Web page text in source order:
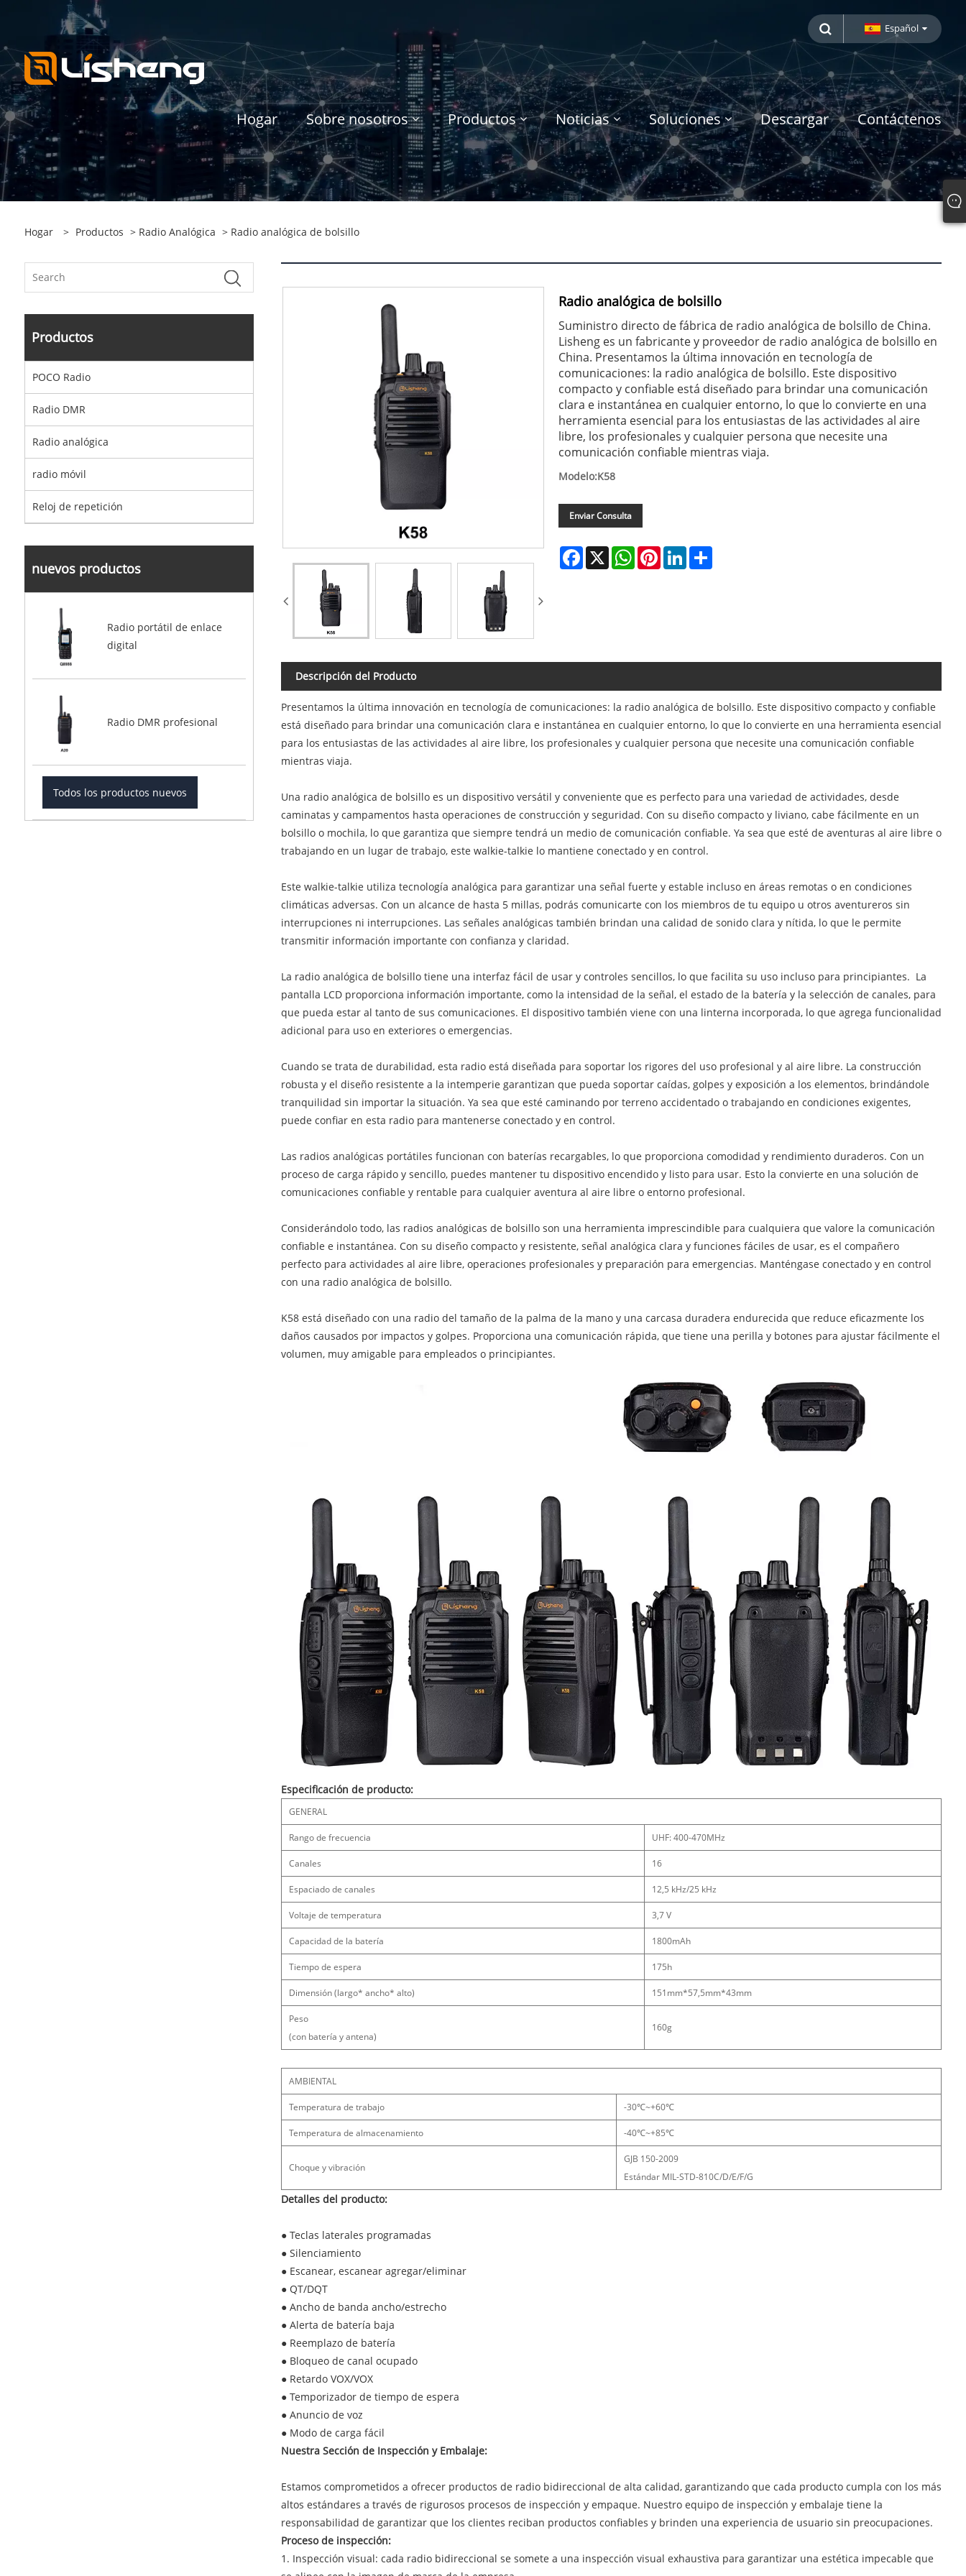
Español
Hogar Sobre nosotros Productos Noticias Soluciones Descargar Contáctenos
Hogar > Productos > Radio Analógica > Radio analógica de bolsillo
Productos
POCO Radio
Radio DMR
Radio analógica
radio móvil
Reloj de repetición
nuevos productos
Radio portátil de enlace
digital
Radio DMR profesional
Todos los productos nuevos
Radio analógica de bolsillo
Suministro directo de fábrica de radio analógica de bolsillo de China.
Lisheng es un fabricante y proveedor de radio analógica de bolsillo en
China. Presentamos la última innovación en tecnología de
comunicaciones: la radio analógica de bolsillo. Este dispositivo
compacto y confiable está diseñado para brindar una comunicación
clara e instantánea en cualquier entorno, lo que lo convierte en una
herramienta esencial para los entusiastas de las actividades al aire
libre, los profesionales y cualquier persona que necesite una
comunicación confiable mientras viaja.
Modelo:K58
Enviar Consulta
Facebook
X WhatsApp
PinterestLinkedIn
Descripción del Producto
Presentamos la última innovación en tecnología de comunicaciones: la radio analógica de bolsillo. Este dispositivo compacto y confiable
está diseñado para brindar una comunicación clara e instantánea en cualquier entorno, lo que lo convierte en una herramienta esencial
para los entusiastas de las actividades al aire libre, los profesionales y cualquier persona que necesite una comunicación confiable
mientras viaja.
Una radio analógica de bolsillo es un dispositivo versátil y conveniente que es perfecto para una variedad de actividades, desde
caminatas y campamentos hasta operaciones de construcción y seguridad. Con su diseño compacto y liviano, cabe fácilmente en un
bolsillo o mochila, lo que garantiza que siempre tendrá un medio de comunicación confiable. Ya sea que esté de aventuras al aire libre o
trabajando en un lugar de trabajo, este walkie-talkie lo mantiene conectado y en control.
Este walkie-talkie utiliza tecnología analógica para garantizar una señal fuerte y estable incluso en áreas remotas o en condiciones
climáticas adversas. Con un alcance de hasta 5 millas, podrás comunicarte con los miembros de tu equipo u otros aventureros sin
interrupciones ni interrupciones. Las señales analógicas también brindan una calidad de sonido clara y nítida, lo que le permite
transmitir información importante con confianza y claridad.
La radio analógica de bolsillo tiene una interfaz fácil de usar y controles sencillos, lo que facilita su uso incluso para principiantes. La
pantalla LCD proporciona información importante, como la intensidad de la señal, el estado de la batería y la selección de canales, para
que pueda estar al tanto de sus comunicaciones. El dispositivo también viene con una linterna incorporada, lo que agrega funcionalidad
adicional para uso en exteriores o emergencias.
Cuando se trata de durabilidad, esta radio está diseñada para soportar los rigores del uso profesional y al aire libre. La construcción
robusta y el diseño resistente a la intemperie garantizan que pueda soportar caídas, golpes y exposición a los elementos, brindándole
tranquilidad sin importar la situación. Ya sea que esté caminando por terreno accidentado o trabajando en condiciones exigentes,
puede confiar en esta radio para mantenerse conectado y en control.
Las radios analógicas portátiles funcionan con baterías recargables, lo que proporciona comodidad y rendimiento duraderos. Con un
proceso de carga rápido y sencillo, puedes mantener tu dispositivo encendido y listo para usar. Esto la convierte en una solución de
comunicaciones confiable y rentable para cualquier aventura al aire libre o entorno profesional.
Considerándolo todo, las radios analógicas de bolsillo son una herramienta imprescindible para cualquiera que valore la comunicación
confiable e instantánea. Con su diseño compacto y resistente, señal analógica clara y funciones fáciles de usar, es el compañero
perfecto para actividades al aire libre, operaciones profesionales y preparación para emergencias. Manténgase conectado y en control
con una radio analógica de bolsillo.
K58 está diseñado con una radio del tamaño de la palma de la mano y una carcasa duradera endurecida que reduce eficazmente los
daños causados ​​por impactos y golpes. Proporciona una comunicación rápida, que tiene una perilla y botones para ajustar fácilmente el
volumen, muy amigable para empleados o principiantes.
Especificación de producto:
GENERAL
Rango de frecuencia UHF: 400-470MHz
Canales 16
Espaciado de canales 12,5 kHz/25 kHz
Voltaje de temperatura 3,7 V
Capacidad de la batería 1800mAh
Tiempo de espera 175h
Dimensión (largo* ancho* alto) 151mm*57,5mm*43mm
Peso
(con batería y antena)
160g
AMBIENTAL
Temperatura de trabajo -30℃~+60℃
Temperatura de almacenamiento -40℃~+85℃
Choque y vibración
GJB 150-2009
Estándar MIL-STD-810C/D/E/F/G
Detalles del producto:
● Teclas laterales programadas
● Silenciamiento
● Escanear, escanear agregar/eliminar
● QT/DQT
● Ancho de banda ancho/estrecho
● Alerta de batería baja
● Reemplazo de batería
● Bloqueo de canal ocupado
● Retardo VOX/VOX
● Temporizador de tiempo de espera
● Anuncio de voz
● Modo de carga fácil
Nuestra Sección de Inspección y Embalaje:
Estamos comprometidos a ofrecer productos de radio bidireccional de alta calidad, garantizando que cada producto cumpla con los más
altos estándares a través de rigurosos procesos de inspección y empaque. Nuestro equipo de inspección y embalaje tiene la
responsabilidad de garantizar que los clientes reciban productos confiables y brinden una experiencia de usuario sin preocupaciones.
Proceso de inspección:
1. Inspección visual: cada radio bidireccional se somete a una inspección visual exhaustiva para garantizar una estética impecable que